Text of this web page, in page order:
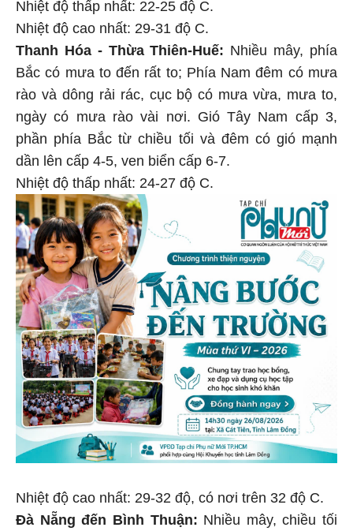
Nhiệt độ thấp nhất: 22-25 độ C.
Nhiệt độ cao nhất: 29-31 độ C.
Thanh Hóa - Thừa Thiên-Huế: Nhiều mây, phía
Bắc có mưa to đến rất to; Phía Nam đêm có mưa
rào và dông rải rác, cục bộ có mưa vừa, mưa to,
ngày có mưa rào vài nơi. Gió Tây Nam cấp 3,
phần phía Bắc từ chiều tối và đêm có gió mạnh
dần lên cấp 4-5, ven biển cấp 6-7.
Nhiệt độ thấp nhất: 24-27 độ C.
Nhiệt độ cao nhất: 29-32 độ, có nơi trên 32 độ C.
Đà Nẵng đến Bình Thuận: Nhiều mây, chiều tối